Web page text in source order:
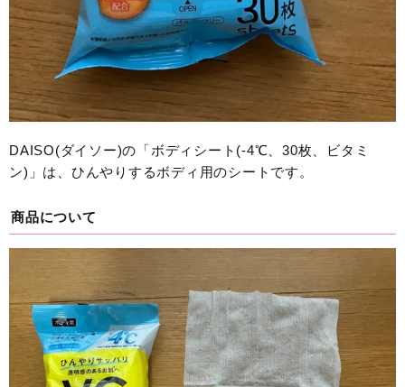
DAISO(ダイソー)の「ボディシート(-4℃、30枚、ビタミ
ン)」は、ひんやりするボディ用のシートです。
商品について